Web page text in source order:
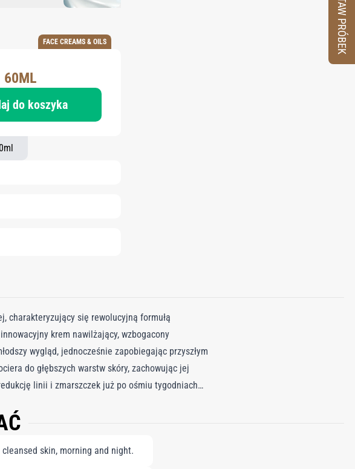
FACE CREAMS & OILS
60ML
do koszyka
charakteryzujący się rewolucyjną formułą
krem ​​nawilżający, wzbogacony
wygląd, jednocześnie zapobiegając przyszłym
do głębszych warstw skóry, zachowując jej
linii i zmarszczek już po ośmiu tygodniach
przeciwstarzeniowego. Zaawansowana formuła
zapewniający głębokie nawilżenie 82%
skin, morning and night.
ZESTAW PRÓBEK